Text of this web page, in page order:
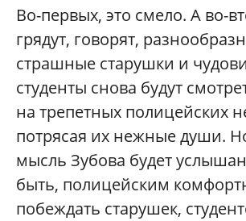
Во-первых, это смело. А во-
грядут, говорят,
страшные старушки и
студенты снова будут
на трепетных полицейских
потрясая их нежные души.
мысль Зубова будет
быть, полицейским
побеждать старушек,